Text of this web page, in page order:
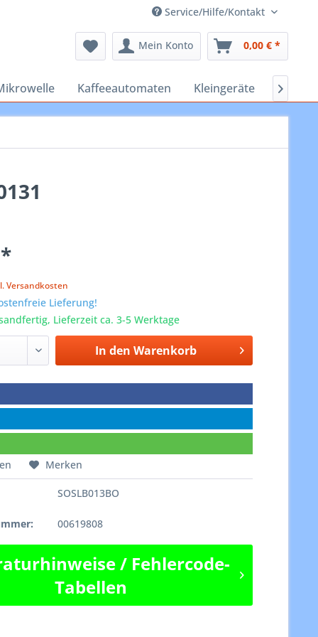
Service/Hilfe/Kontakt
Mein Konto 0,00 € *
Kaffeeautomaten Kleingeräte 
Versandkosten
Lieferung!
Lieferzeit ca. 3-5 Werktage
In den Warenkorb
Merken
SOSLB013BO
00619808
/ Fehlercode-
Tabellen